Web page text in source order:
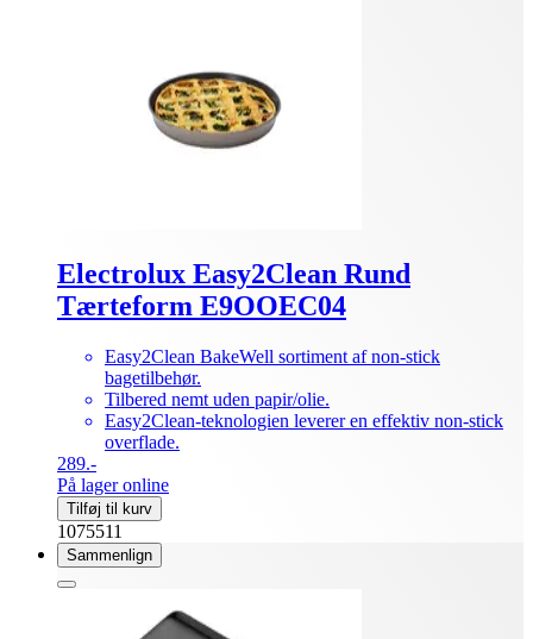
Electrolux Easy2Clean Rund
Tærteform E9OOEC04
Easy2Clean BakeWell sortiment af non-stick
bagetilbehør.
Tilbered nemt uden papir/olie.
Easy2Clean-teknologien leverer en effektiv non-stick
overflade.
289.-
På lager online
Tilføj til kurv
1075511
Sammenlign